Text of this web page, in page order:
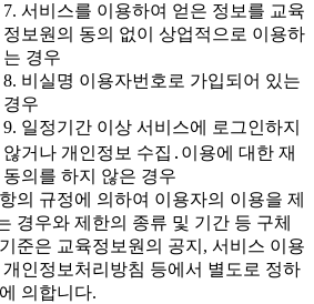
7. 서비스를 이용하여 얻은 정보를 교육
정보원의 동의 없이 상업적으로 이용하
는 경우
8. 비실명 이용자번호로 가입되어 있는
경우
9. 일정기간 이상 서비스에 로그인하지
않거나 개인정보 수집․이용에 대한 재
동의를 하지 않은 경우
의 규정에 의하여 이용자의 이용을 제
경우와 제한의 종류 및 기간 등 구체
준은 교육정보원의 공지, 서비스 이용
개인정보처리방침 등에서 별도로 정하
의합니다.